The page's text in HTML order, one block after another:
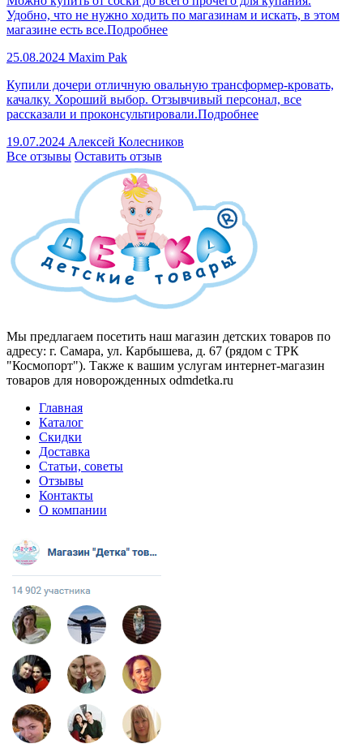
Удобно, что не нужно ходить по магазинам и искать, в этом
магазине есть все.Подробнее
25.08.2024 Maxim Pak
Купили дочери отличную овальную трансформер-кровать,
качалку. Хороший выбор. Отзывчивый персонал, все
рассказали и проконсультировали.Подробнее
19.07.2024 Алексей Колесников
Все отзывы Оставить отзыв
Мы предлагаем посетить наш магазин детских товаров по
адресу: г. Самара, ул. Карбышева, д. 67 (рядом с ТРК
"Космопорт"). Также к вашим услугам интернет-магазин
товаров для новорожденных odmdetka.ru
Главная
Каталог
Скидки
Доставка
Статьи, советы
Отзывы
Контакты
О компании